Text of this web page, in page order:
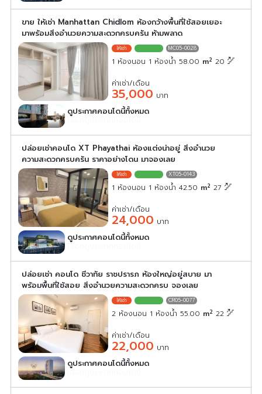
ขาย ให้เช่า Manhattan Chidlom ห้องกว้างพื้นที่ใช้สอยเยอะ
มาพร้อมสิ่งอำนวยความสะดวกครบครัน ห้ามพลาด
MC05-0028
1 ห้องนอน 1 ห้องน้ำ 58.00 m2 20
ค่าเช่า/เดือน
35,000 บาท
ดูประกาศคอนโดนี้ทั้งหมด
ปล่อยเช่าคอนโด XT Phayathai ห้องแต่งน่าอยู่ สิ่งอำนวย
ความสะดวกครบครัน ราคาอย่างโดน มาจองเลย
XT05-0143
1 ห้องนอน 1 ห้องน้ำ 42.50 m2 27
ค่าเช่า/เดือน
24,000 บาท
ดูประกาศคอนโดนี้ทั้งหมด
ปล่อยเช่า คอนโด ชีวาทัย ราชปรารภ ห้องใหญ่อยู่สบาย มา
พร้อมพื้นที่ใช้สอย สิ่งอำนวยความสะดวกครบ จองเลย
CR05-0077
2 ห้องนอน 1 ห้องน้ำ 55.00 m2 22
ค่าเช่า/เดือน
22,000 บาท
ดูประกาศคอนโดนี้ทั้งหมด